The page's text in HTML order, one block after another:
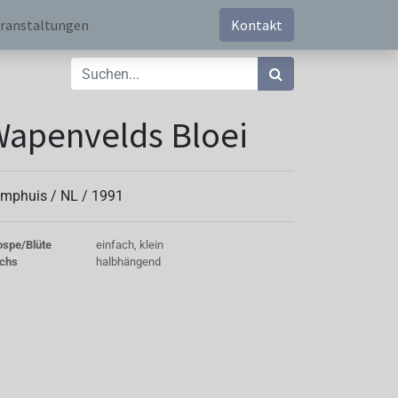
Kontakt
Bloei
/ NL / 1991
Blüte
einfach, klein
halbhängend